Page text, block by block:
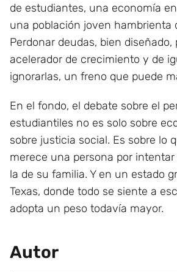
de estudiantes, una economía
una población joven hambrienta
Perdonar deudas, bien diseñado,
acelerador de crecimiento y de
ignorarlas, un freno que puede
En el fondo, el debate sobre el
estudiantiles no es solo sobre
sobre justicia social. Es sobre lo
merece una persona por
la de su familia. Y en un estado
Texas, donde todo se siente a
adopta un peso todavía mayor.
Autor